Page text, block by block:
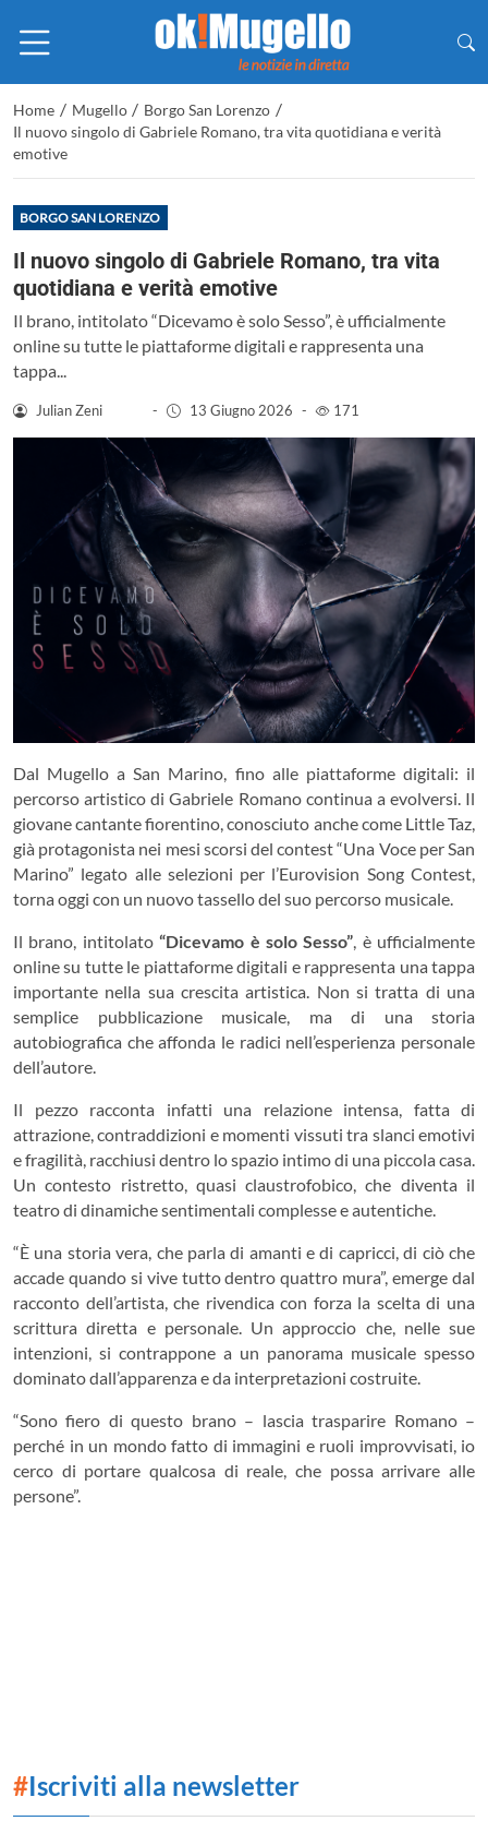
Home / Mugello / Borgo San Lorenzo /
Il nuovo singolo di Gabriele Romano, tra vita quotidiana e verità
emotive
BORGO SAN LORENZO
Il nuovo singolo di Gabriele Romano, tra vita
quotidiana e verità emotive
Il brano, intitolato “Dicevamo è solo Sesso”, è ufficialmente
online su tutte le piattaforme digitali e rappresenta una
tappa...
Julian Zeni - 13 Giugno 2026 - 171
Dal Mugello a San Marino, fino alle piattaforme digitali: il
percorso artistico di Gabriele Romano continua a evolversi. Il
giovane cantante fiorentino, conosciuto anche come Little Taz,
già protagonista nei mesi scorsi del contest “Una Voce per San
Marino” legato alle selezioni per l’Eurovision Song Contest,
torna oggi con un nuovo tassello del suo percorso musicale.
Il brano, intitolato“Dicevamo è solo Sesso”, è ufficialmente
online su tutte le piattaforme digitali e rappresenta una tappa
importante nella sua crescita artistica. Non si tratta di una
semplice pubblicazione musicale, ma di una storia
autobiografica che affonda le radici nell’esperienza personale
dell’autore.
Il pezzo racconta infatti una relazione intensa, fatta di
attrazione, contraddizioni e momenti vissuti tra slanci emotivi
e fragilità, racchiusi dentro lo spazio intimo di una piccola casa.
Un contesto ristretto, quasi claustrofobico, che diventa il
teatro di dinamiche sentimentali complesse e autentiche.
“È una storia vera, che parla di amanti e di capricci, di ciò che
accade quando si vive tutto dentro quattro mura”, emerge dal
racconto dell’artista, che rivendica con forza la scelta di una
scrittura diretta e personale. Un approccio che, nelle sue
intenzioni, si contrappone a un panorama musicale spesso
dominato dall’apparenza e da interpretazioni costruite.
“Sono fiero di questo brano – lascia trasparire Romano –
perché in un mondo fatto di immagini e ruoli improvvisati, io
cerco di portare qualcosa di reale, che possa arrivare alle
persone”.
#Iscriviti alla newsletter